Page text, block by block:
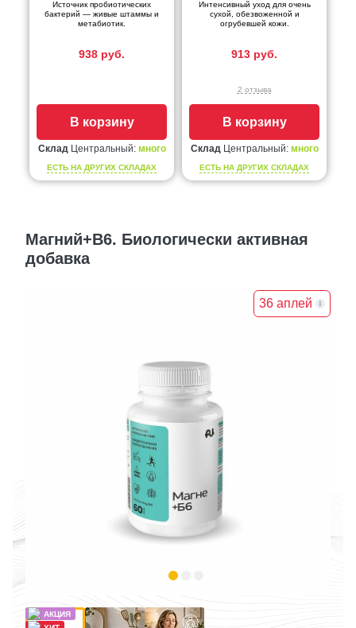
Источник пробиотических
бактерий — живые штаммы и
метабиотик.
938 руб.
В корзину
СкладЦентральный: много
ЕСТЬ НА ДРУГИХ СКЛАДАХ
Интенсивный уход для очень
сухой, обезвоженной и
огрубевшей кожи.
913 руб.
2 отзыва
В корзину
СкладЦентральный: много
ЕСТЬ НА ДРУГИХ СКЛАДАХ
Магний+В6. Биологически активная
добавка
36 аплей